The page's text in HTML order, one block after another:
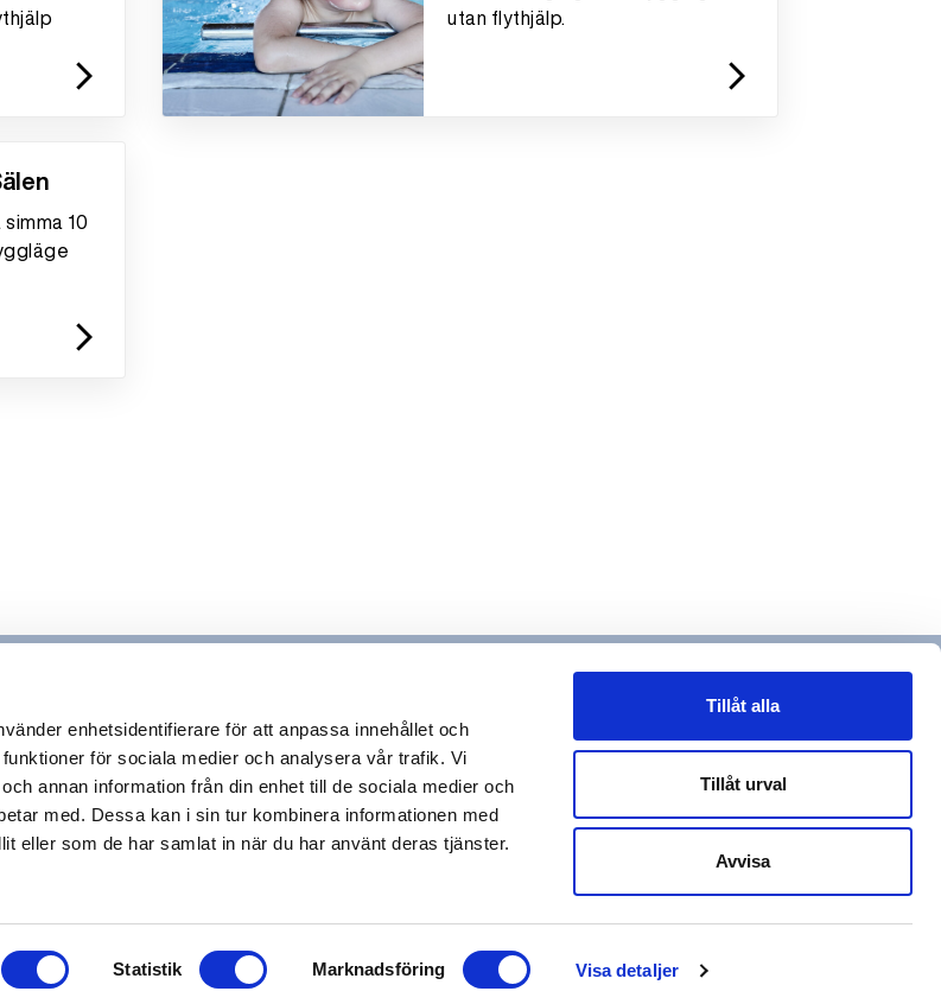
enhetsidentifierare för att anpassa innehållet och
för sociala medier och analysera vår trafik. Vi
annan information från din enhet till de sociala medier och
med. Dessa kan i sin tur kombinera informationen med
eller som de har samlat in när du har använt deras tjänster.
Statistik Marknadsföring Visa detaljer
Tillåt alla
Tillåt urval
Avvisa
arrow_forward_ios
utan flythjälp.
arrow_forward_ios
10
arrow_forward_ios